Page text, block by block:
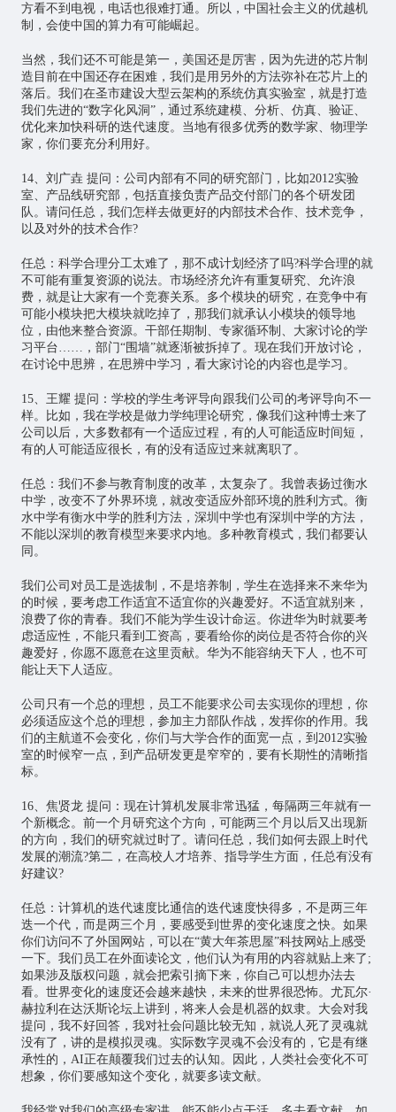
方看不到电视，电话也很难打通。所以，中国社会主义的优越机
制，会使中国的算力有可能崛起。
当然，我们还不可能是第一，美国还是厉害，因为先进的芯片制
造目前在中国还存在困难，我们是用另外的方法弥补在芯片上的
落后。我们在圣市建设大型云架构的系统仿真实验室，就是打造
我们先进的“数字化风洞”，通过系统建模、分析、仿真、验证、
优化来加快科研的迭代速度。当地有很多优秀的数学家、物理学
家，你们要充分利用好。
14、刘广垚 提问：公司内部有不同的研究部门，比如2012实验
室、产品线研究部，包括直接负责产品交付部门的各个研发团
队。请问任总，我们怎样去做更好的内部技术合作、技术竞争，
以及对外的技术合作?
任总：科学合理分工太难了，那不成计划经济了吗?科学合理的就
不可能有重复资源的说法。市场经济允许有重复研究、允许浪
费，就是让大家有一个竞赛关系。多个模块的研究，在竞争中有
可能小模块把大模块就吃掉了，那我们就承认小模块的领导地
位，由他来整合资源。干部任期制、专家循环制、大家讨论的学
习平台……，部门“围墙”就逐渐被拆掉了。现在我们开放讨论，
在讨论中思辨，在思辨中学习，看大家讨论的内容也是学习。
15、王耀 提问：学校的学生考评导向跟我们公司的考评导向不一
样。比如，我在学校是做力学纯理论研究，像我们这种博士来了
公司以后，大多数都有一个适应过程，有的人可能适应时间短，
有的人可能适应很长，有的没有适应过来就离职了。
任总：我们不参与教育制度的改革，太复杂了。我曾表扬过衡水
中学，改变不了外界环境，就改变适应外部环境的胜利方式。衡
水中学有衡水中学的胜利方法，深圳中学也有深圳中学的方法，
不能以深圳的教育模型来要求内地。多种教育模式，我们都要认
同。
我们公司对员工是选拔制，不是培养制，学生在选择来不来华为
的时候，要考虑工作适宜不适宜你的兴趣爱好。不适宜就别来，
浪费了你的青春。我们不能为学生设计命运。你进华为时就要考
虑适应性，不能只看到工资高，要看给你的岗位是否符合你的兴
趣爱好，你愿不愿意在这里贡献。华为不能容纳天下人，也不可
能让天下人适应。
公司只有一个总的理想，员工不能要求公司去实现你的理想，你
必须适应这个总的理想，参加主力部队作战，发挥你的作用。我
们的主航道不会变化，你们与大学合作的面宽一点，到2012实验
室的时候窄一点，到产品研发更是窄窄的，要有长期性的清晰指
标。
16、焦贤龙 提问：现在计算机发展非常迅猛，每隔两三年就有一
个新概念。前一个月研究这个方向，可能两三个月以后又出现新
的方向，我们的研究就过时了。请问任总，我们如何去跟上时代
发展的潮流?第二，在高校人才培养、指导学生方面，任总有没有
好建议?
任总：计算机的迭代速度比通信的迭代速度快得多，不是两三年
迭一个代，而是两三个月，要感受到世界的变化速度之快。如果
你们访问不了外国网站，可以在“黄大年茶思屋”科技网站上感受
一下。我们员工在外面读论文，他们认为有用的内容就贴上来了;
如果涉及版权问题，就会把索引摘下来，你自己可以想办法去
看。世界变化的速度还会越来越快，未来的世界很恐怖。尤瓦尔·
赫拉利在达沃斯论坛上讲到，将来人会是机器的奴隶。大会对我
提问，我不好回答，我对社会问题比较无知，就说人死了灵魂就
没有了，讲的是模拟灵魂。实际数字灵魂不会没有的，它是有继
承性的，AI正在颠覆我们过去的认知。因此，人类社会变化不可
想象，你们要感知这个变化，就要多读文献。